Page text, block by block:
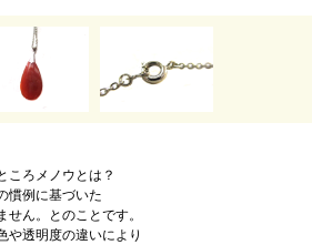
ころメノウとは？
慣例に基づいた
ん。とのことです。
や透明度の違いにより